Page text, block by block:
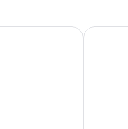
Bergen